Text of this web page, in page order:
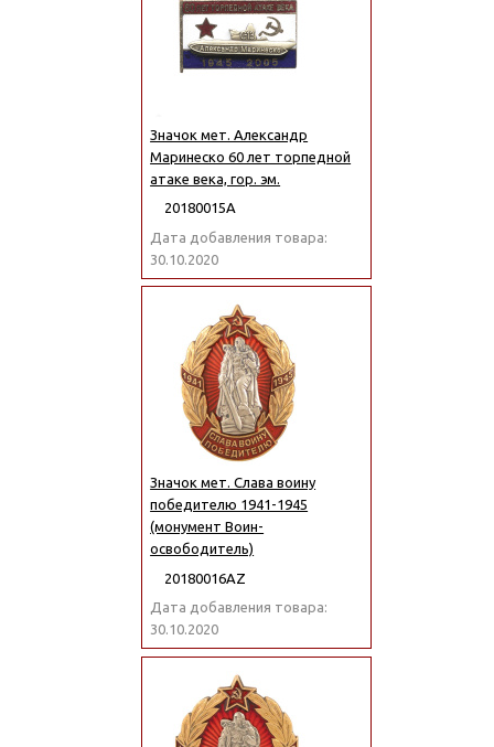
Значок мет. Александр
Маринеско 60 лет торпедной
атаке века, гор. эм.
20180015А
Дата добавления товара:
30.10.2020
Значок мет. Слава воину
победителю 1941-1945
(монумент Воин-
освободитель)
20180016АZ
Дата добавления товара:
30.10.2020